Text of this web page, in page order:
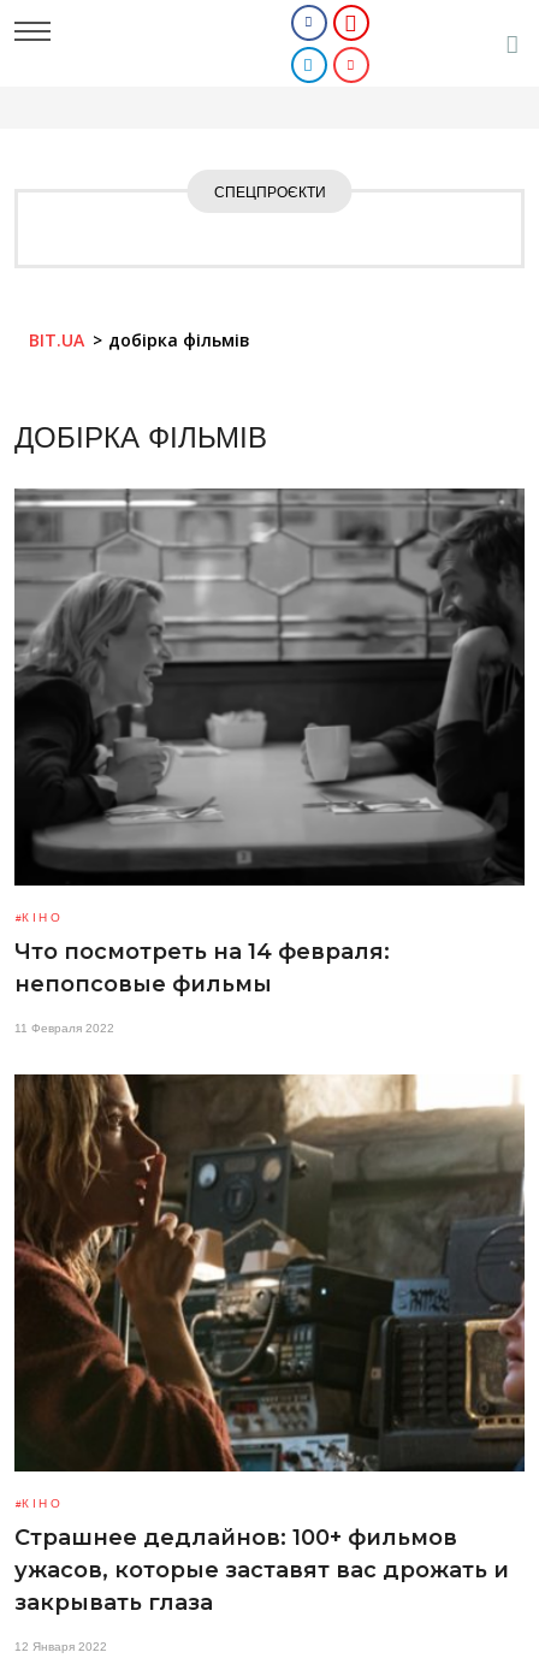
СПЕЦПРОЄКТИ
BIT.UA добірка фільмів
ДОБІРКА ФІЛЬМІВ
КІНО
Что посмотреть на 14 февраля:
непопсовые фильмы
11 Февраля 2022
КІНО
Страшнее дедлайнов: 100+ фильмов
ужасов, которые заставят вас дрожать и
закрывать глаза
12 Января 2022